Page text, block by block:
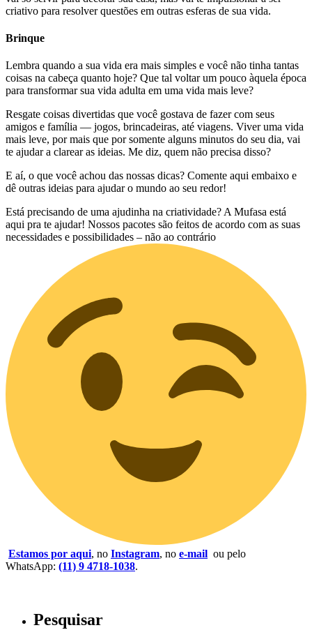
criativo para resolver questões em outras esferas de sua vida.
Brinque
Lembra quando a sua vida era mais simples e você não tinha tantas
coisas na cabeça quanto hoje? Que tal voltar um pouco àquela época
para transformar sua vida adulta em uma vida mais leve?
Resgate coisas divertidas que você gostava de fazer com seus
amigos e família — jogos, brincadeiras, até viagens. Viver uma vida
mais leve, por mais que por somente alguns minutos do seu dia, vai
te ajudar a clarear as ideias. Me diz, quem não precisa disso?
E aí, o que você achou das nossas dicas? Comente aqui embaixo e
dê outras ideias para ajudar o mundo ao seu redor!
Está precisando de uma ajudinha na criatividade? A Mufasa está
aqui pra te ajudar! Nossos pacotes são feitos de acordo com as suas
necessidades e possibilidades – não ao contrário
Estamos por aqui, no Instagram, no e-mail ou pelo
WhatsApp: (11) 9 4718-1038.
Pesquisar